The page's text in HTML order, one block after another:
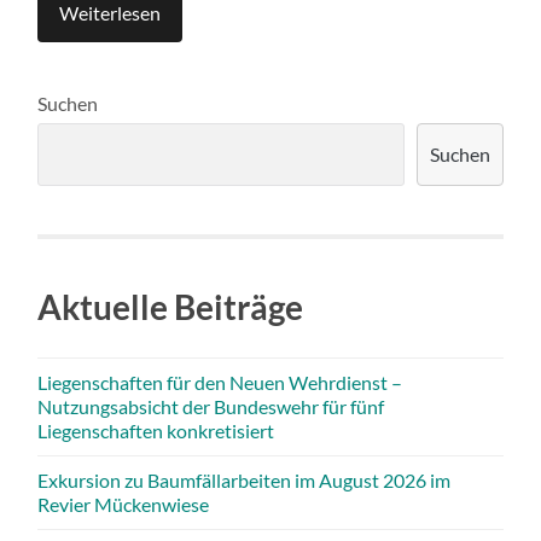
Weiterlesen
Suchen
Suchen
Aktuelle Beiträge
Liegenschaften für den Neuen Wehrdienst –
Nutzungsabsicht der Bundeswehr für fünf
Liegenschaften konkretisiert
Exkursion zu Baumfällarbeiten im August 2026 im
Revier Mückenwiese